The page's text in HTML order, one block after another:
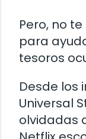
Pero, no
para
tesoros
Desde los
Universal
olvidadas